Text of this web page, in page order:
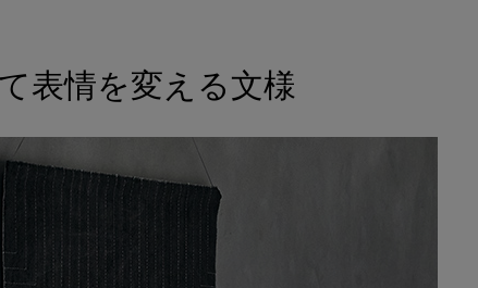
表情を変える文様